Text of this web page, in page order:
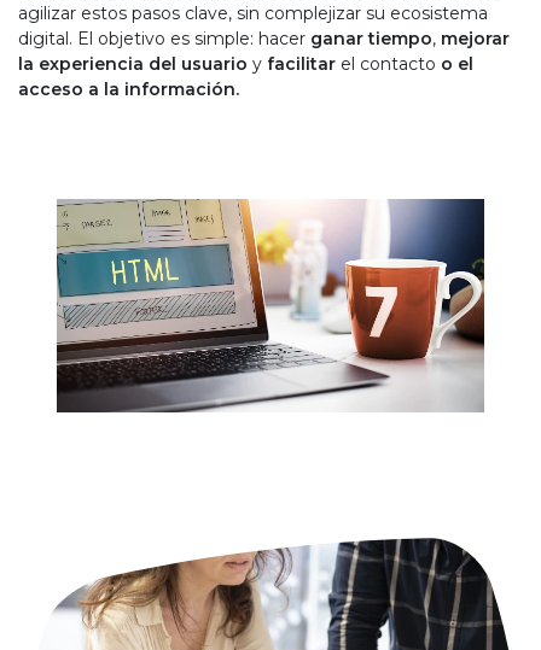
agilizar estos pasos clave, sin complejizar su ecosistema
digital. El objetivo es simple: hacer ganar tiempo, mejorar
la experiencia del usuario y facilitar el contacto o el
acceso a la información.